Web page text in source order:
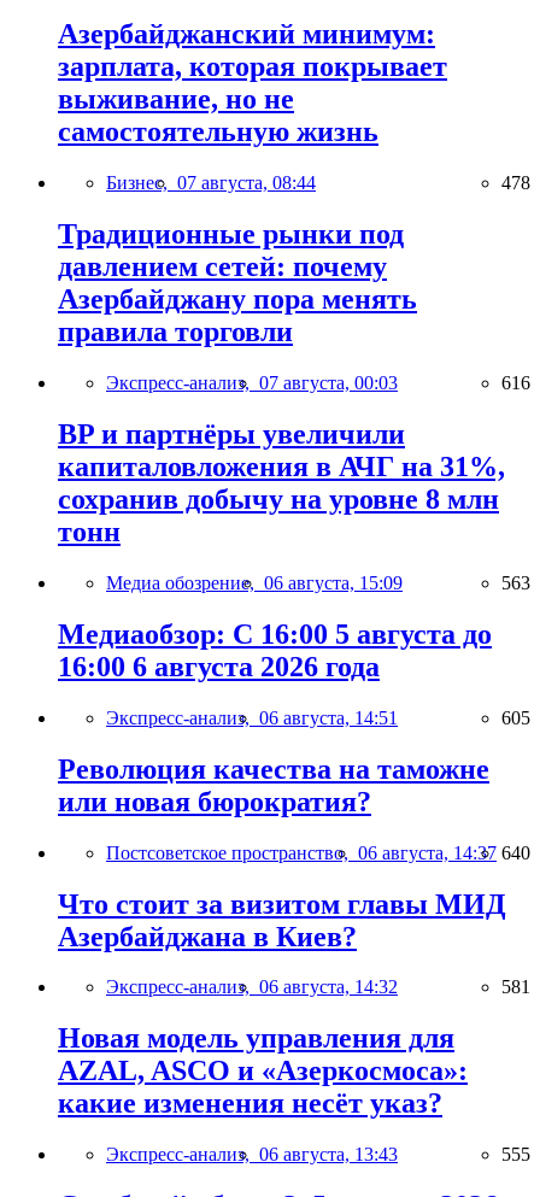
Азербайджанский минимум:
зарплата, которая покрывает
выживание, но не
самостоятельную жизнь
Бизнес, 07 августа, 08:44 478
Традиционные рынки под
давлением сетей: почему
Азербайджану пора менять
правила торговли
Экспресс-анализ, 07 августа, 00:03 616
BP и партнёры увеличили
капиталовложения в АЧГ на 31%,
сохранив добычу на уровне 8 млн
тонн
Медиа обозрение, 06 августа, 15:09 563
Медиаобзор: С 16:00 5 августа до
16:00 6 августа 2026 года
Экспресс-анализ, 06 августа, 14:51 605
Революция качества на таможне
или новая бюрократия?
Постсоветское пространство, 06 августа, 14:37 640
Что стоит за визитом главы МИД
Азербайджана в Киев?
Экспресс-анализ, 06 августа, 14:32 581
Новая модель управления для
AZAL, ASCO и «Азеркосмоса»:
какие изменения несёт указ?
Экспресс-анализ, 06 августа, 13:43 555